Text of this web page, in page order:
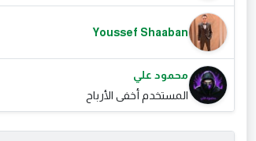
Youssef Shaaban
محمود علي
المستخدم أخفى الأرباح